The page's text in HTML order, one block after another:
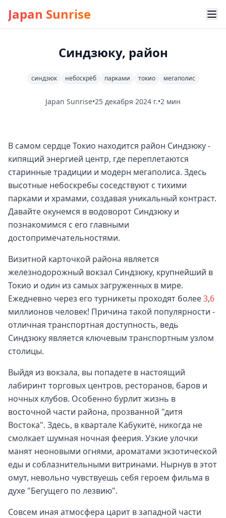
Japan Sunrise
Синдзюку, район
синдзюк небоскрёб парками токио мегаполис
Japan Sunrise•25 декабря 2024 г.•2 мин
В самом сердце Токио находится район Синдзюку -
кипящий энергией центр, где переплетаются
старинные традиции и модерн мегаполиса. Здесь
высотные небоскребы соседствуют с тихими
парками и храмами, создавая уникальный контраст.
Давайте окунемся в водоворот Синдзюку и
познакомимся с его главными
достопримечательностями.
Визитной карточкой района является
железнодорожный вокзал Синдзюку, крупнейший в
Токио и один из самых загруженных в мире.
Ежедневно через его турникеты проходят более3,6
миллионов человек! Причина такой популярности -
отличная транспортная доступность, ведь
Синдзюку является ключевым транспортным узлом
столицы.
Выйдя из вокзала, вы попадете в настоящий
лабиринт торговых центров, ресторанов, баров и
ночных клубов. Особенно бурлит жизнь в
восточной части района, прозванной "дитя
Востока". Здесь, в квартале Кабукитё, никогда не
смолкает шумная ночная феерия. Узкие улочки
манят неоновыми огнями, ароматами экзотической
еды и соблазнительными витринами. Нырнув в этот
омут, невольно чувствуешь себя героем фильма в
духе "Бегущего по лезвию".
Совсем иная атмосфера царит в западной части